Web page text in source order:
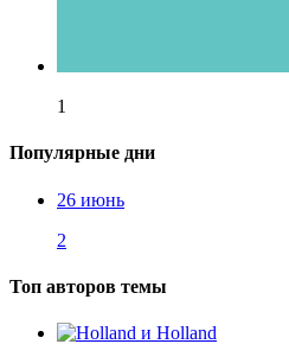
1
Популярные дни
26 июнь
2
Топ авторов темы